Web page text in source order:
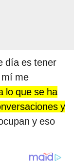
día es tener
mí me
lo que se ha
y
y eso